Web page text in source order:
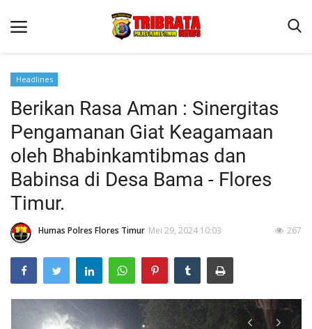
Beranda
Terms & Conditions
Binkam
Reskrim
Lantas
Mitra Polisi
Jurnal Kamtibmas
Giat Ops
Headlines
Berikan Rasa Aman : Sinergitas
Pengamanan Giat Keagamaan
oleh Bhabinkamtibmas dan
Babinsa di Desa Bama - Flores
Timur.
Humas Polres Flores Timur Mei 29, 2024 10:03 267